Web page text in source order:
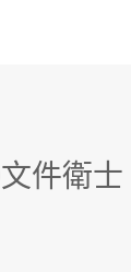
件衛士